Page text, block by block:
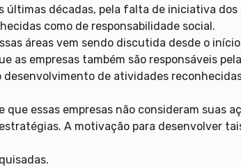
décadas, pela falta de iniciativa dos
como de responsabilidade social.
áreas vem sendo discutida desde o
as empresas também são responsáveis
desenvolvimento de atividades
essas empresas não consideram suas
A motivação para desenvolver